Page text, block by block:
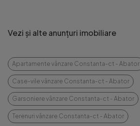
Vezi și alte anunțuri imobiliare
Apartamente vânzare Constanta-ct - Abator
Case-vile vânzare Constanta-ct - Abator
Garsoniere vânzare Constanta-ct - Abator
Terenuri vânzare Constanta-ct - Abator